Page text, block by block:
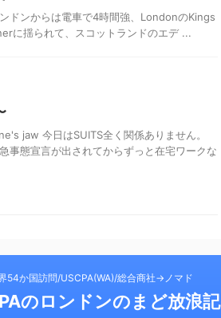
ドンからは電車で4時間強、LondonのKings
揺られて、スコットランドのエデ ...
jaw 今日はSUITS全く関係ありません。
事態宣言が出されてからずっと在宅ワークな
54か国訪問/USCPA(WA)/総合商社→ノマド
のロンドンのまど放浪記